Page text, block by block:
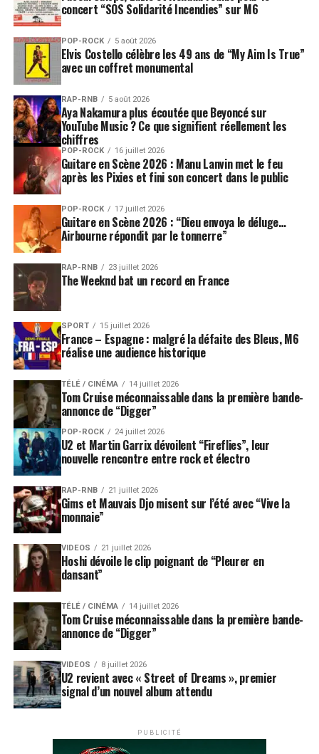
concert “SOS Solidarité Incendies” sur M6
POP-ROCK 5 août 2026
Elvis Costello célèbre les 49 ans de “My Aim Is True”
avec un coffret monumental
RAP-RNB 5 août 2026
Aya Nakamura plus écoutée que Beyoncé sur
YouTube Music ? Ce que signifient réellement les
chiffres
POP-ROCK 16 juillet 2026
Guitare en Scène 2026 : Manu Lanvin met le feu
après les Pixies et fini son concert dans le public
POP-ROCK 17 juillet 2026
Guitare en Scène 2026 : “Dieu envoya le déluge…
Airbourne répondit par le tonnerre”
RAP-RNB 23 juillet 2026
The Weeknd bat un record en France
SPORT 15 juillet 2026
France – Espagne : malgré la défaite des Bleus, M6
réalise une audience historique
TÉLÉ / CINÉMA 14 juillet 2026
Tom Cruise méconnaissable dans la première bande-
annonce de “Digger”
POP-ROCK 24 juillet 2026
U2 et Martin Garrix dévoilent “Fireflies”, leur
nouvelle rencontre entre rock et électro
RAP-RNB 21 juillet 2026
Gims et Mauvais Djo misent sur l’été avec “Vive la
monnaie”
VIDEOS 21 juillet 2026
Hoshi dévoile le clip poignant de “Pleurer en
dansant”
TÉLÉ / CINÉMA 14 juillet 2026
Tom Cruise méconnaissable dans la première bande-
annonce de “Digger”
VIDEOS 8 juillet 2026
U2 revient avec « Street of Dreams », premier
signal d’un nouvel album attendu
PUBLICITÉ